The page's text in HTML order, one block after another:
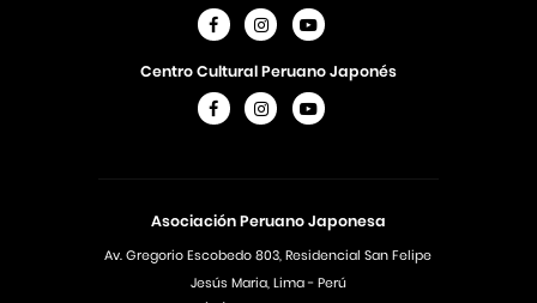
Asociación Peruano Japonesa
Av. Gregorio Escobedo 803, Residencial San Felipe
Jesús Maria, Lima - Perú
Centro Cultural Peruano Japonés